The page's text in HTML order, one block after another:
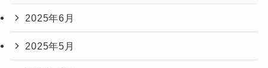
2025年6月
2025年5月